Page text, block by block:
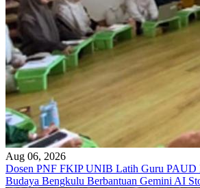
Aug 06, 2026
Dosen PNF FKIP UNIB Latih Guru PAUD
Budaya Bengkulu Berbantuan Gemini AI